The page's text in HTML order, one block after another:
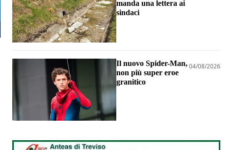
manda una lettera ai
sindaci
Il nuovo Spider-Man,
non più super eroe
granitico
04/08/2026